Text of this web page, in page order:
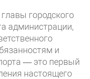
городского
администрации,
и
— это первый
настоящего